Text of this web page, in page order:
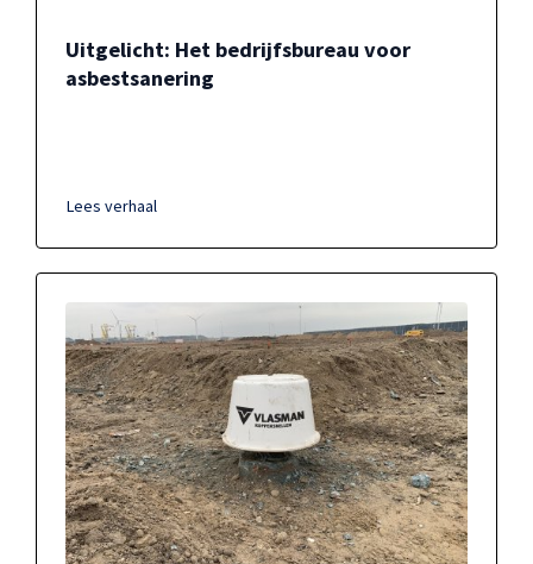
Uitgelicht: Het bedrijfsbureau voor
asbestsanering
Lees verhaal